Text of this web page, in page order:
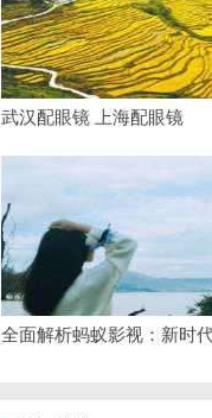
武汉配眼镜 上海配眼镜